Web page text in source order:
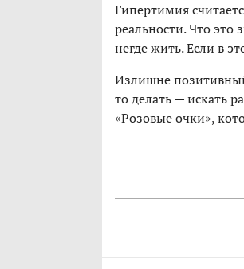
Гипертимия
реальности. Что это
негде жить. Если в
Излишне
то делать — искать
«Розовые очки»,